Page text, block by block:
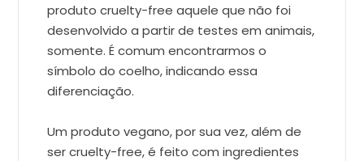
produto cruelty-free aquele que não foi
desenvolvido a partir de testes em animais,
somente. É comum encontrarmos o
símbolo do coelho, indicando essa
diferenciação.
Um produto vegano, por sua vez, além de
ser cruelty-free, é feito com ingredientes